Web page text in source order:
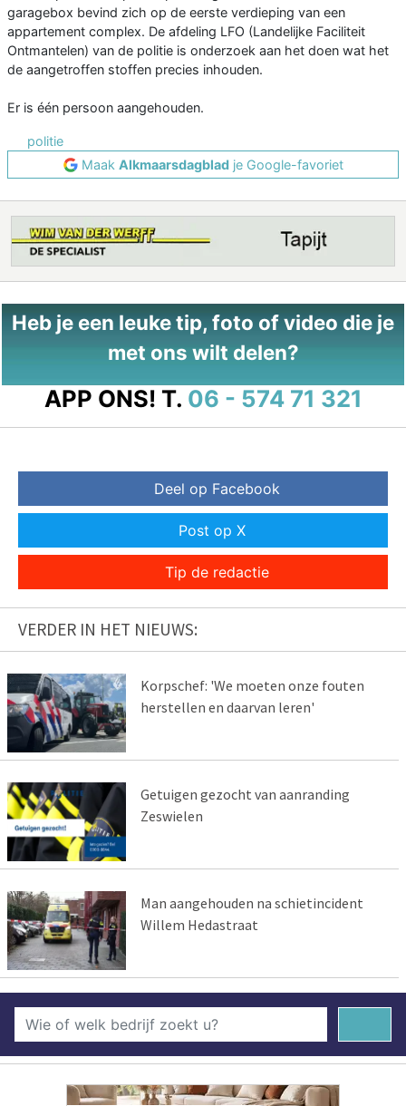
garagebox bevind zich op de eerste verdieping van een
appartement complex. De afdeling LFO (Landelijke Faciliteit
Ontmantelen) van de politie is onderzoek aan het doen wat het
de aangetroffen stoffen precies inhouden.
Er is één persoon aangehouden.
politie
Maak Alkmaarsdagbladje Google-favoriet
Heb je een leuke tip, foto of video die je
met ons wilt delen?
APP ONS! T. 06 - 574 71 321
Deel op Facebook
Post op X
Tip de redactie
VERDER IN HET NIEUWS:
Korpschef: 'We moeten onze fouten
herstellen en daarvan leren'
Getuigen gezocht van aanranding
Zeswielen
Man aangehouden na schietincident
Willem Hedastraat